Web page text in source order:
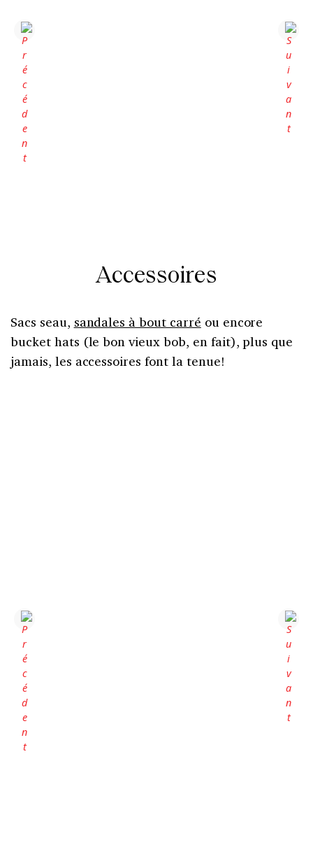
Accessoires
Sacs seau, sandales à bout carré ou encore
bucket hats (le bon vieux bob, en fait), plus que
jamais, les accessoires font la tenue!